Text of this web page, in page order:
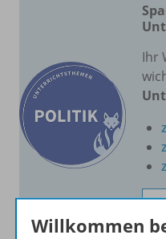
Ihr
Willkommen